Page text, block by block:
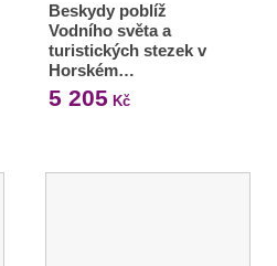
Beskydy poblíž
Vodního světa a
turistických stezek v
Horském…
5 205 Kč